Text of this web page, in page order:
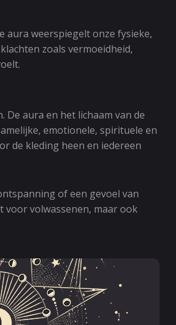
aura weerspiegelt onze fysieke,
zoals vermoeidheid,
aura en het lichaam van de
emotionele, spirituele en
de kleding heen en iedereen
of een gevoel van
voor volwassenen, maar ook